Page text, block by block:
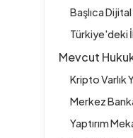
Başlıca
Türkiye'deki
Mevcut
Kripto Varlık
Merkez
Yaptırım